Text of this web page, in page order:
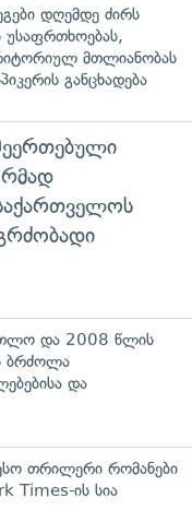
დღემდე ძირს
მთლიანობას
განცხადება
და 2008 წლის
ბრძოლა
და
თრილერი რომანები
Times-ის სია